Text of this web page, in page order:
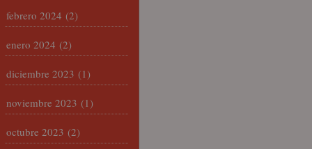
febrero 2024 (2)
enero 2024 (2)
diciembre 2023 (1)
noviembre 2023 (1)
octubre 2023 (2)